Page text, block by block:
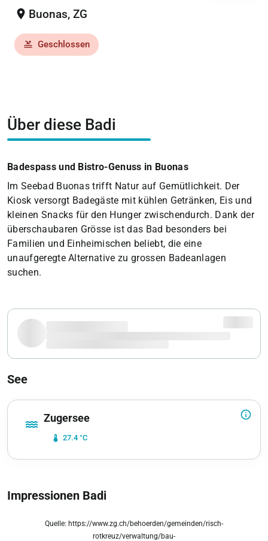
location_on Buonas, ZG
pool Geschlossen
Über diese Badi
Badespass und Bistro-Genuss in Buonas
Im Seebad Buonas trifft Natur auf Gemütlichkeit. Der
Kiosk versorgt Badegäste mit kühlen Getränken, Eis und
kleinen Snacks für den Hunger zwischendurch. Dank der
überschaubaren Grösse ist das Bad besonders bei
Familien und Einheimischen beliebt, die eine
unaufgeregte Alternative zu grossen Badeanlagen
suchen.
See
info_outline
water Zugersee
device_thermostat 27.4 °C
Impressionen Badi
Quelle: https://www.zg.ch/behoerden/gemeinden/risch-
rotkreuz/verwaltung/bau-